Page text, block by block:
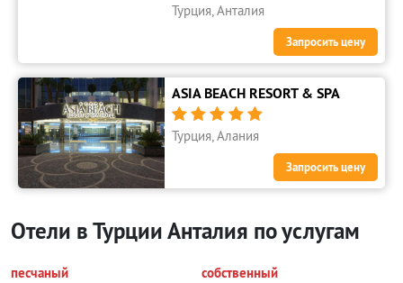
Турция, Анталия
Запросить цену
ASIA BEACH RESORT & SPA
    
Турция, Алания
Запросить цену
Отели в Турции Анталия по услугам
песчаный
собственный